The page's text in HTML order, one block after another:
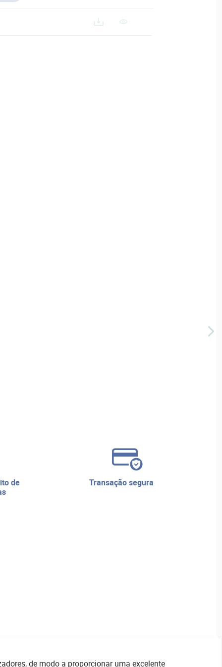
transação segura
de modo a proporcionar uma excelente